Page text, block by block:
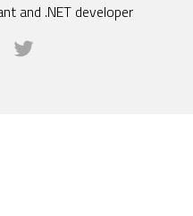
and .NET developer